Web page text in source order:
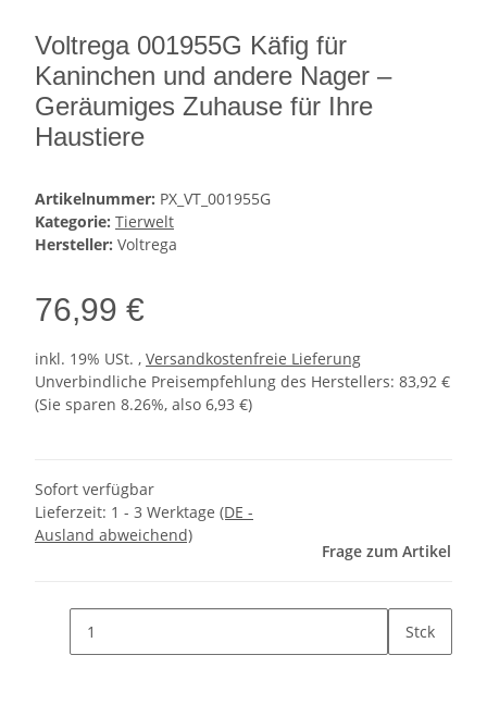
Voltrega 001955G Käfig für
Kaninchen und andere Nager –
Geräumiges Zuhause für Ihre
Haustiere
Artikelnummer: PX_VT_001955G
Kategorie: Tierwelt
Hersteller: Voltrega
76,99 €
inkl. 19% USt. , Versandkostenfreie Lieferung
Unverbindliche Preisempfehlung des Herstellers: 83,92 €
(Sie sparen 8.26%, also 6,93 €)
Sofort verfügbar
Lieferzeit: 1 - 3 Werktage (DE -
Ausland abweichend)
Frage zum Artikel
Stck